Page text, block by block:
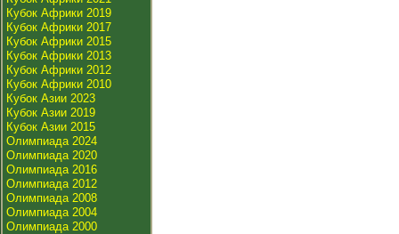
Кубок Африки 2019
Кубок Африки 2017
Кубок Африки 2015
Кубок Африки 2013
Кубок Африки 2012
Кубок Африки 2010
Кубок Азии 2023
Кубок Азии 2019
Кубок Азии 2015
Олимпиада 2024
Олимпиада 2020
Олимпиада 2016
Олимпиада 2012
Олимпиада 2008
Олимпиада 2004
Олимпиада 2000